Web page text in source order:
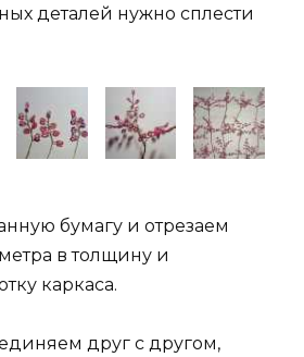
деталей нужно сплести
бумагу и отрезаем
в толщину и
каркаса.
друг с другом,